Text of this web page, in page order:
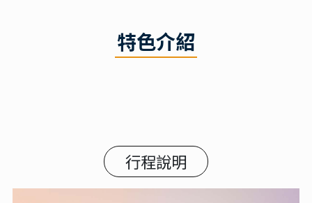
特色介紹
行程說明